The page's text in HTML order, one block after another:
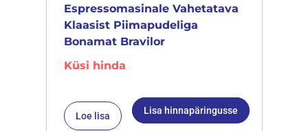
Espressomasinale Vahetatava
Klaasist Piimapudeliga
Bonamat Bravilor
Küsi hinda
Loe lisa Lisa hinnapäringusse